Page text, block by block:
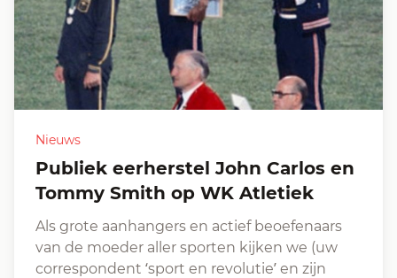
Nieuws
Publiek eerherstel John Carlos en
Tommy Smith op WK Atletiek
Als grote aanhangers en actief beoefenaars
van de moeder aller sporten kijken we (uw
correspondent ‘sport en revolutie’ en zijn